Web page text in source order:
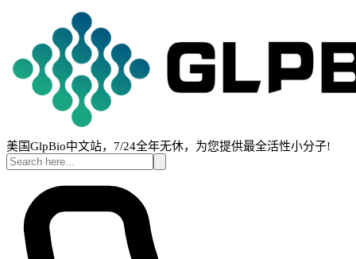
美国GlpBio中文站，7/24全年无休，为您提供最全活性小分子!